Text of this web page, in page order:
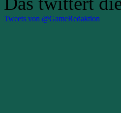
Tweets von @GameRedaktion